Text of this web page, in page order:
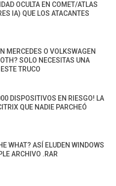
OCULTA EN COMET/ATLAS
IA) QUE LOS ATACANTES
MERCEDES O VOLKSWAGEN
SOLO NECESITAS UNA
TRUCO
DISPOSITIVOS EN RIESGO! LA
QUE NADIE PARCHEÓ
WHAT? ASÍ ELUDEN WINDOWS
ARCHIVO .RAR